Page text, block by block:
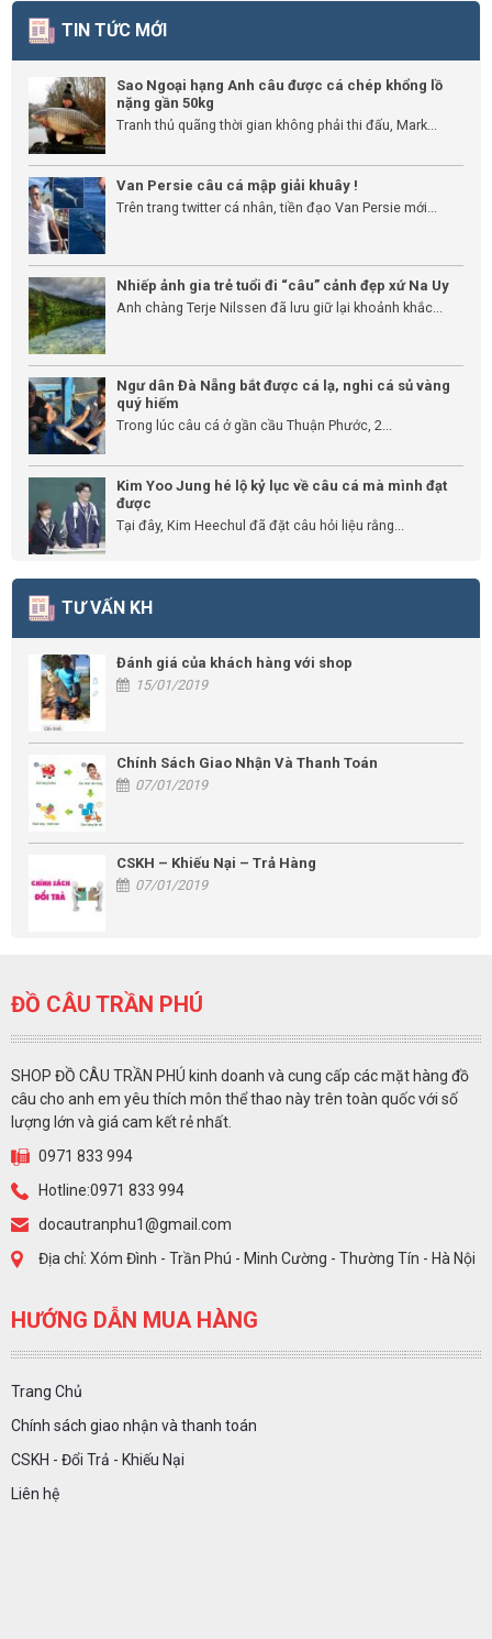
TIN TỨC MỚI
Sao Ngoại hạng Anh câu được cá chép khổng lồ
nặng gần 50kg
Tranh thủ quãng thời gian không phải thi đấu, Mark...
Van Persie câu cá mập giải khuây !
Trên trang twitter cá nhân, tiền đạo Van Persie mới...
Nhiếp ảnh gia trẻ tuổi đi “câu” cảnh đẹp xứ Na Uy
Anh chàng Terje Nilssen đã lưu giữ lại khoảnh khắc...
Ngư dân Đà Nẵng bắt được cá lạ, nghi cá sủ vàng
quý hiếm
Trong lúc câu cá ở gần cầu Thuận Phước, 2...
Kim Yoo Jung hé lộ kỷ lục về câu cá mà mình đạt
được
Tại đây, Kim Heechul đã đặt câu hỏi liệu rằng...
TƯ VẤN KH
Đánh giá của khách hàng với shop
15/01/2019
Chính Sách Giao Nhận Và Thanh Toán
07/01/2019
CSKH – Khiếu Nại – Trả Hàng
07/01/2019
ĐỒ CÂU TRẦN PHÚ
SHOP ĐỒ CÂU TRẦN PHÚ kinh doanh và cung cấp các mặt hàng đồ
câu cho anh em yêu thích môn thể thao này trên toàn quốc với số
lượng lớn và giá cam kết rẻ nhất.
0971 833 994
Hotline:0971 833 994
docautranphu1@gmail.com
Địa chỉ: Xóm Đình - Trần Phú - Minh Cường - Thường Tín - Hà Nội
HƯỚNG DẪN MUA HÀNG
Trang Chủ
Chính sách giao nhận và thanh toán
CSKH - Đổi Trả - Khiếu Nại
Liên hệ